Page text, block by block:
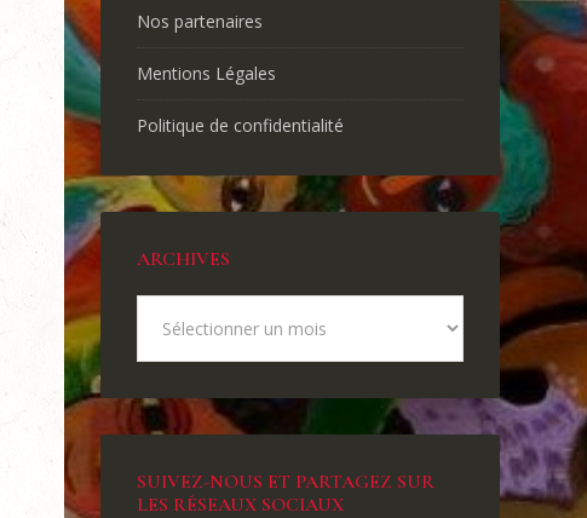
Nos partenaires
Mentions Légales
Politique de confidentialité
ARCHIVES
SUIVEZ-NOUS ET PARTAGEZ SUR
LES RÉSEAUX SOCIAUX